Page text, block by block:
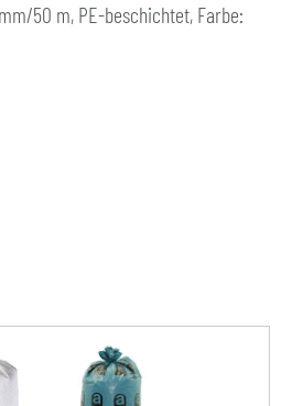
50 m, PE-beschichtet, Farbe: